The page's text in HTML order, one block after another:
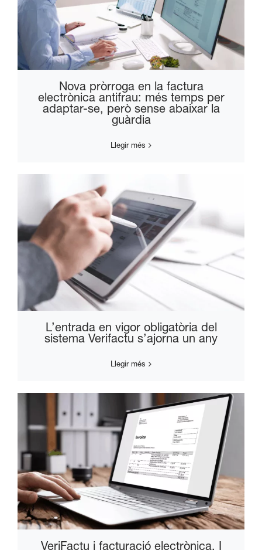
Nova pròrroga en la factura
electrònica antifrau: més temps per
adaptar-se, però sense abaixar la
guàrdia
Llegir més
L’entrada en vigor obligatòria del
sistema Verifactu s’ajorna un any
Llegir més
VeriFactu i facturació electrònica. I